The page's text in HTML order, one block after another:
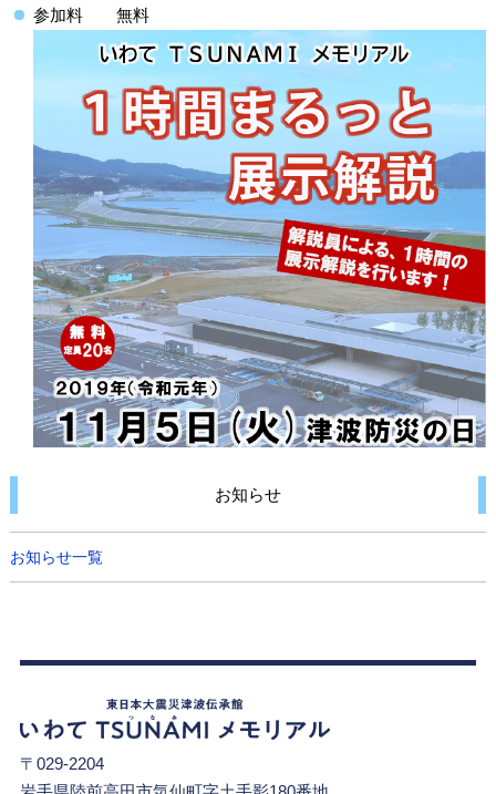
参加料 無料
お知らせ
お知らせ一覧
〒029-2204